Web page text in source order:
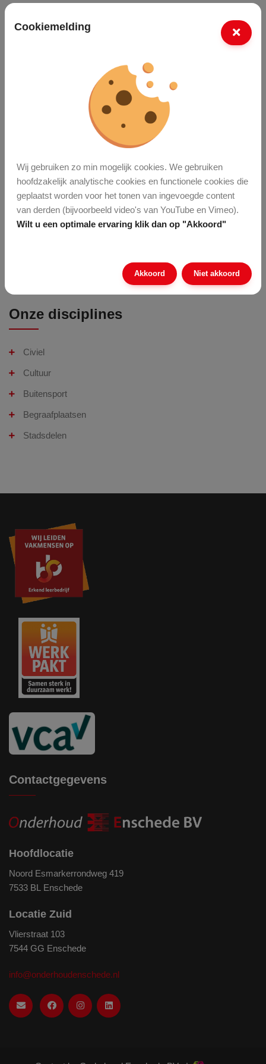
Cookiemelding
Wij gebruiken zo min mogelijk cookies. We gebruiken
hoofdzakelijk analytische cookies en functionele cookies die
geplaatst worden voor het tonen van ingevoegde content
van derden (bijvoorbeeld video's van YouTube en Vimeo).
Wilt u een optimale ervaring klik dan op "Akkoord"
Akkoord Niet akkoord
Meer vacatures
Jaarverslag 2025
Waardering voor
onze AfvalHelden in
Enschede
Volg ons op social
Onze disciplines
Civiel
Cultuur
Buitensport
Begraafplaatsen
Stadsdelen
Contactgegevens
Hoofdlocatie
Noord Esmarkerrondweg 419
7533 BL Enschede
Locatie Zuid
Vlierstraat 103
7544 GG Enschede
info@onderhoudenschede.nl